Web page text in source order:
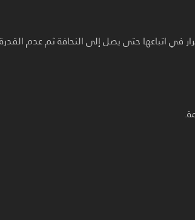
في اتباعها حتى يصل إلى النحافة ثم عدم